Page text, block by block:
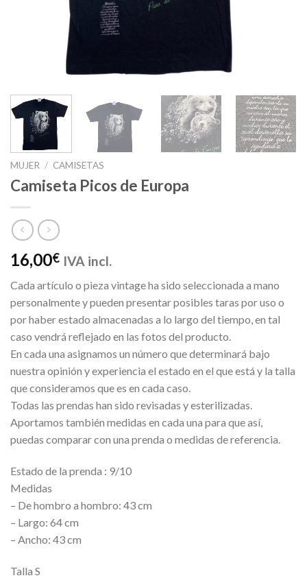
MUJER / CAMISETAS
Camiseta Picos de Europa
16,00€ IVA incl.
Cada artículo o pieza vintage ha sido seleccionada a mano
personalmente y pueden presentar posibles taras por uso o
por haber estado almacenadas a lo largo del tiempo, en tal
caso vendrá reflejado en las fotos del producto.
En cada una asignamos un número que determinará bajo
nuestra opinión y experiencia el estado en el que está y la talla
que consideramos que es en cada caso.
Todas las prendas han sido revisadas y esterilizadas.
Aportamos también medidas en cada una para que así,
puedas comparar con una prenda o medidas de referencia.
Estado de la prenda : 9/10
Medidas
– De hombro a hombro: 43 cm
– Largo: 64 cm
– Ancho: 43 cm
Talla S